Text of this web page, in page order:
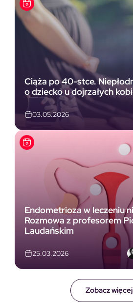
Zobacz więcej
Ciąża po 40-stce.
o dziecko u dojrzałych
03.05.2026
Endometrioza w leczeniu
Rozmowa z profesorem
Laudańskim
25.03.2026